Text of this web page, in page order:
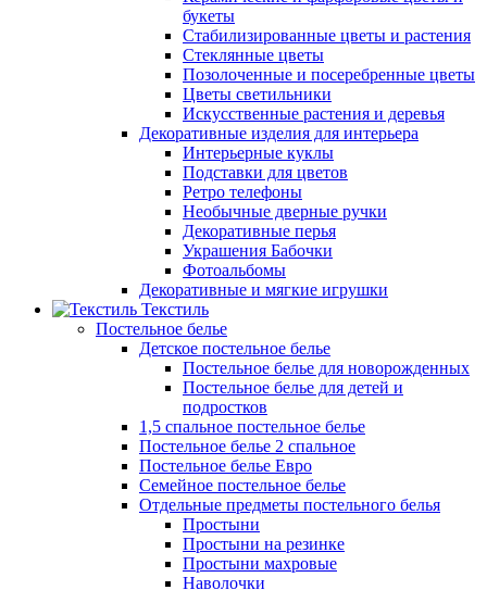
букеты
Стабилизированные цветы и растения
Стеклянные цветы
Позолоченные и посеребренные цветы
Цветы светильники
Искусственные растения и деревья
Декоративные изделия для интерьера
Интерьерные куклы
Подставки для цветов
Ретро телефоны
Необычные дверные ручки
Декоративные перья
Украшения Бабочки
Фотоальбомы
Декоративные и мягкие игрушки
Текстиль
Постельное белье
Детское постельное белье
Постельное белье для новорожденных
Постельное белье для детей и
подростков
1,5 спальное постельное белье
Постельное белье 2 спальное
Постельное белье Евро
Семейное постельное белье
Отдельные предметы постельного белья
Простыни
Простыни на резинке
Простыни махровые
Наволочки